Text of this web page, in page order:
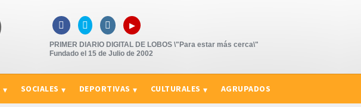
   ▸
PRIMER DIARIO DIGITAL DE LOBOS \"Para estar más cerca\"
Fundado el 15 de Julio de 2002
SOCIALES DEPORTIVAS CULTURALES AGRUPADOS